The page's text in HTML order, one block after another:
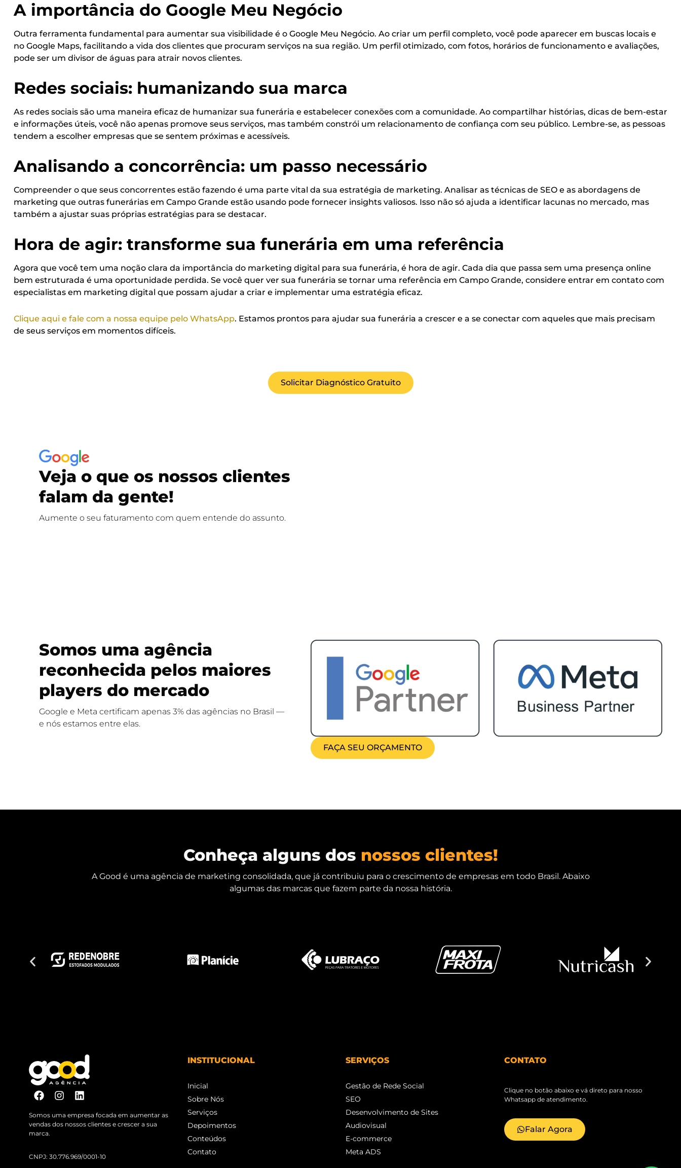
A importância do Google Meu Negócio
Outra ferramenta fundamental para aumentar sua visibilidade é o Google Meu Negócio. Ao criar um perfil completo, você pode aparecer em buscas locais e
no Google Maps, facilitando a vida dos clientes que procuram serviços na sua região. Um perfil otimizado, com fotos, horários de funcionamento e avaliações,
pode ser um divisor de águas para atrair novos clientes.
Redes sociais: humanizando sua marca
As redes sociais são uma maneira eficaz de humanizar sua funerária e estabelecer conexões com a comunidade. Ao compartilhar histórias, dicas de bem-estar
e informações úteis, você não apenas promove seus serviços, mas também constrói um relacionamento de confiança com seu público. Lembre-se, as pessoas
tendem a escolher empresas que se sentem próximas e acessíveis.
Analisando a concorrência: um passo necessário
Compreender o que seus concorrentes estão fazendo é uma parte vital da sua estratégia de marketing. Analisar as técnicas de SEO e as abordagens de
marketing que outras funerárias em Campo Grande estão usando pode fornecer insights valiosos. Isso não só ajuda a identificar lacunas no mercado, mas
também a ajustar suas próprias estratégias para se destacar.
Hora de agir: transforme sua funerária em uma referência
Agora que você tem uma noção clara da importância do marketing digital para sua funerária, é hora de agir. Cada dia que passa sem uma presença online
bem estruturada é uma oportunidade perdida. Se você quer ver sua funerária se tornar uma referência em Campo Grande, considere entrar em contato com
especialistas em marketing digital que possam ajudar a criar e implementar uma estratégia eficaz.
Clique aqui e fale com a nossa equipe pelo WhatsApp. Estamos prontos para ajudar sua funerária a crescer e a se conectar com aqueles que mais precisam
de seus serviços em momentos difíceis.
Solicitar Diagnóstico Gratuito
Veja o que os nossos clientes
falam da gente!
Aumente o seu faturamento com quem entende do assunto.
Somos uma agência
reconhecida pelos maiores
players do mercado
Google e Meta certificam apenas 3% das agências no Brasil —
e nós estamos entre elas.
FAÇA SEU ORÇAMENTO
Conheça alguns dos nossos clientes!
A Good é uma agência de marketing consolidada, que já contribuiu para o crescimento de empresas em todo Brasil. Abaixo
algumas das marcas que fazem parte da nossa história.
Somos uma empresa focada em aumentar as
vendas dos nossos clientes e crescer a sua
marca.
CNPJ: 30.776.969/0001-10
INSTITUCIONAL
Inicial
Sobre Nós
Serviços
Depoimentos
Conteúdos
Contato
SERVIÇOS
Gestão de Rede Social
SEO
Desenvolvimento de Sites
Audiovisual
E-commerce
Meta ADS
CONTATO
Clique no botão abaixo e vá direto para nosso
Whatsapp de atendimento.
Falar Agora